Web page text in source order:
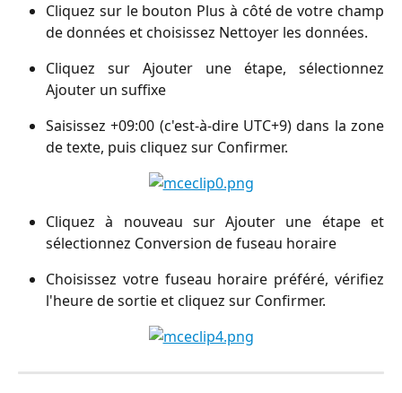
Cliquez sur le bouton Plus à côté de votre champ
de données et choisissez Nettoyer les données.
Cliquez sur Ajouter une étape, sélectionnez
Ajouter un suffixe
Saisissez +09:00 (c'est-à-dire UTC+9) dans la zone
de texte, puis cliquez sur Confirmer.
Cliquez à nouveau sur Ajouter une étape et
sélectionnez Conversion de fuseau horaire
Choisissez votre fuseau horaire préféré, vérifiez
l'heure de sortie et cliquez sur Confirmer.